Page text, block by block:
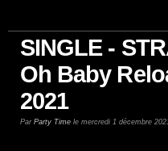
SINGLE -
Oh Baby
2021
Par Party Time le mercredi 1 décembre